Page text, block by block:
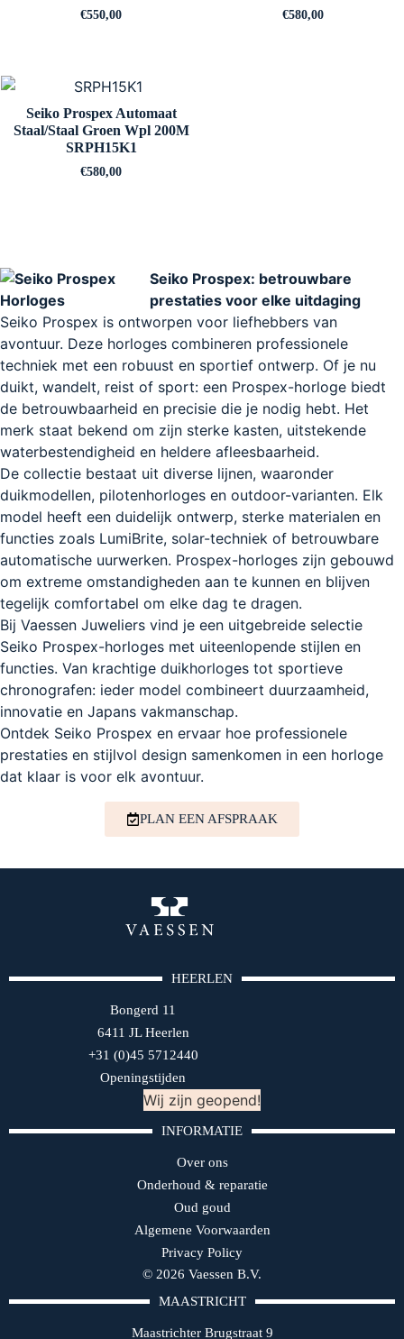
€550,00 €580,00
Seiko Prospex Automaat
Staal/Staal Groen Wpl 200M
SRPH15K1
€580,00
Seiko Prospex: betrouwbare
prestaties voor elke uitdaging
Seiko Prospex is ontworpen voor liefhebbers van
avontuur. Deze horloges combineren professionele
techniek met een robuust en sportief ontwerp. Of je nu
duikt, wandelt, reist of sport: een Prospex-horloge biedt
de betrouwbaarheid en precisie die je nodig hebt. Het
merk staat bekend om zijn sterke kasten, uitstekende
waterbestendigheid en heldere afleesbaarheid.
De collectie bestaat uit diverse lijnen, waaronder
duikmodellen, pilotenhorloges en outdoor-varianten. Elk
model heeft een duidelijk ontwerp, sterke materialen en
functies zoals LumiBrite, solar-techniek of betrouwbare
automatische uurwerken. Prospex-horloges zijn gebouwd
om extreme omstandigheden aan te kunnen en blijven
tegelijk comfortabel om elke dag te dragen.
Bij Vaessen Juweliers vind je een uitgebreide selectie
Seiko Prospex-horloges met uiteenlopende stijlen en
functies. Van krachtige duikhorloges tot sportieve
chronografen: ieder model combineert duurzaamheid,
innovatie en Japans vakmanschap.
Ontdek Seiko Prospex en ervaar hoe professionele
prestaties en stijlvol design samenkomen in een horloge
dat klaar is voor elk avontuur.
PLAN EEN AFSPRAAK
HEERLEN
Bongerd 11
6411 JL Heerlen
+31 (0)45 5712440
Openingstijden
Wij zijn geopend!
INFORMATIE
Over ons
Onderhoud & reparatie
Oud goud
Algemene Voorwaarden
Privacy Policy
© 2026 Vaessen B.V.
MAASTRICHT
Maastrichter Brugstraat 9